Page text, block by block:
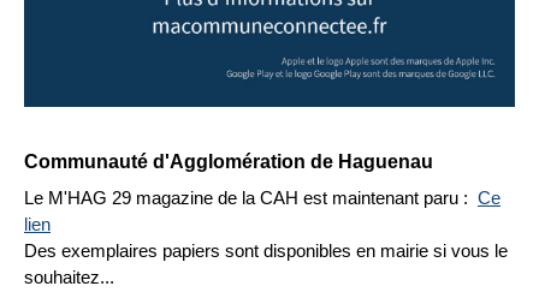
Communauté d'Agglomération de Haguenau
Le M'HAG 29 magazine de la CAH est maintenant paru : Ce
lien
Des exemplaires papiers sont disponibles en mairie si vous le
souhaitez...